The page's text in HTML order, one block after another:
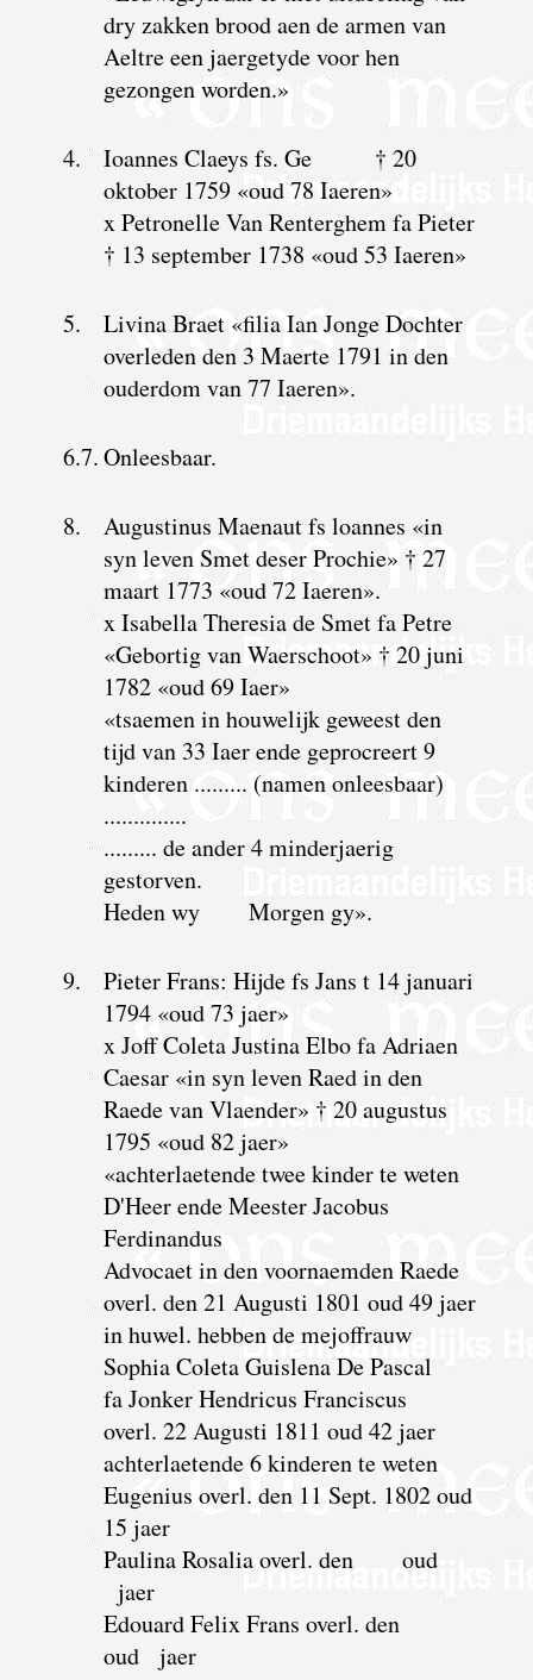
dry zakken brood aen de armen van
Aeltre een jaergetyde voor hen
gezongen worden.»
4.
Ioannes Claeys fs. Ge † 20
oktober 1759 «oud 78 Iaeren»
x Petronelle Van Renterghem fa Pieter
† 13 september 1738 «oud 53 Iaeren»
5.
Livina Braet «filia Ian Jonge Dochter
overleden den 3 Maerte 1791 in den
ouderdom van 77 Iaeren».
6.7.Onleesbaar.
8.
Augustinus Maenaut fs loannes «in
syn leven Smet deser Prochie» † 27
maart 1773 «oud 72 Iaeren».
x Isabella Theresia de Smet fa Petre
«Gebortig van Waerschoot» † 20 juni
1782 «oud 69 Iaer»
«tsaemen in houwelijk geweest den
tijd van 33 Iaer ende geprocreert 9
kinderen ......... (namen onleesbaar)
..............
......... de ander 4 minderjaerig
gestorven.
Heden wy Morgen gy».
9.
Pieter Frans: Hijde fs Jans t 14 januari
1794 «oud 73 jaer»
x Joff Coleta Justina Elbo fa Adriaen
Caesar «in syn leven Raed in den
Raede van Vlaender» † 20 augustus
1795 «oud 82 jaer»
«achterlaetende twee kinder te weten
D'Heer ende Meester Jacobus
Ferdinandus
Advocaet in den voornaemden Raede
overl. den 21 Augusti 1801 oud 49 jaer
in huwel. hebben de mejoffrauw
Sophia Coleta Guislena De Pascal
fa Jonker Hendricus Franciscus
overl. 22 Augusti 1811 oud 42 jaer
achterlaetende 6 kinderen te weten
Eugenius overl. den 11 Sept. 1802 oud
15 jaer
Paulina Rosalia overl. den oud
jaer
Edouard Felix Frans overl. den
oud jaer